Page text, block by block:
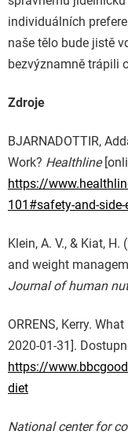
individuálních
naše tělo bude jistě
bezvýznamně trápili
Zdroje
BJARNADOTTIR,
Work? Healthline
https://
101#safety-and-
Klein, A. V., & Kiat,
and weight
Journal of human
ORRENS, Kerry.
2020-01-31].
https://
diet
National center for